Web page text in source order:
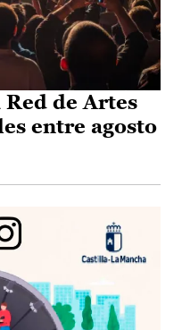
de Artes
entre agosto